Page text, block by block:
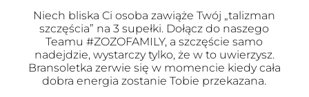
Niech bliska Ci osoba zawiąże Twój „talizman
szczęścia” na 3 supełki. Dołącz do naszego
Teamu #ZOZOFAMILY, a szczęście samo
nadejdzie, wystarczy tylko, że w to uwierzysz.
Bransoletka zerwie się w momencie kiedy cała
dobra energia zostanie Tobie przekazana.